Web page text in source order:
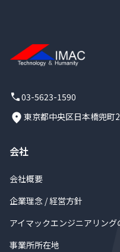
03-5623-1590
東京都中央区日本橋兜
会社
会社概要
企業理念 / 経営方針
アイマックエンジニアリング
事業所所在地